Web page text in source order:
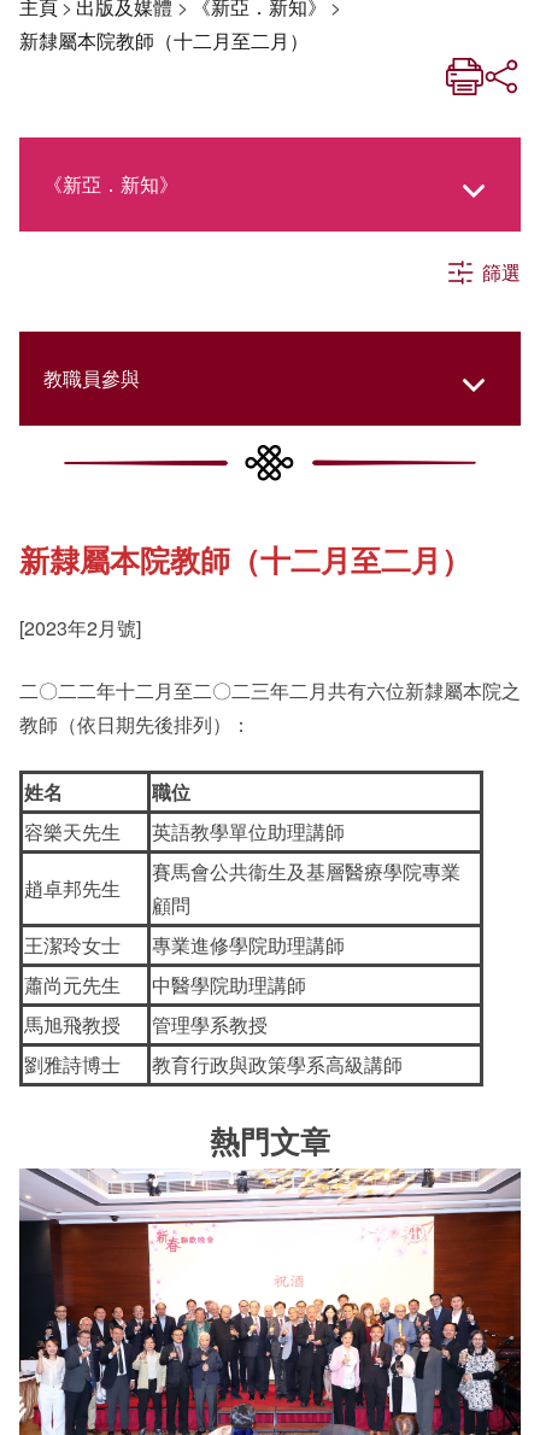
主頁> 出版及媒體 > 《新亞．新知》 >
新隸屬本院教師（十二月至二月）
《新亞．新知》
社交媒體專欄
《新亞簡訊》
《新亞書院概覽》
影片庫
篩選
教職員參與
College Updates
Cultural Topics
新隸屬本院教師（十二月至二月）
[2023年2月號]
二〇二二年十二月至二〇二三年二月共有六位新隸屬本院之
教師（依日期先後排列）：
姓名
職位
容樂天先生
英語教學單位助理講師
趙卓邦先生
賽馬會公共衞生及基層醫療學院專業
顧問
王潔玲女士
專業進修學院助理講師
蕭尚元先生
中醫學院助理講師
馬旭飛教授
管理學系教授
劉雅詩博士
教育行政與政策學系高級講師
熱門文章